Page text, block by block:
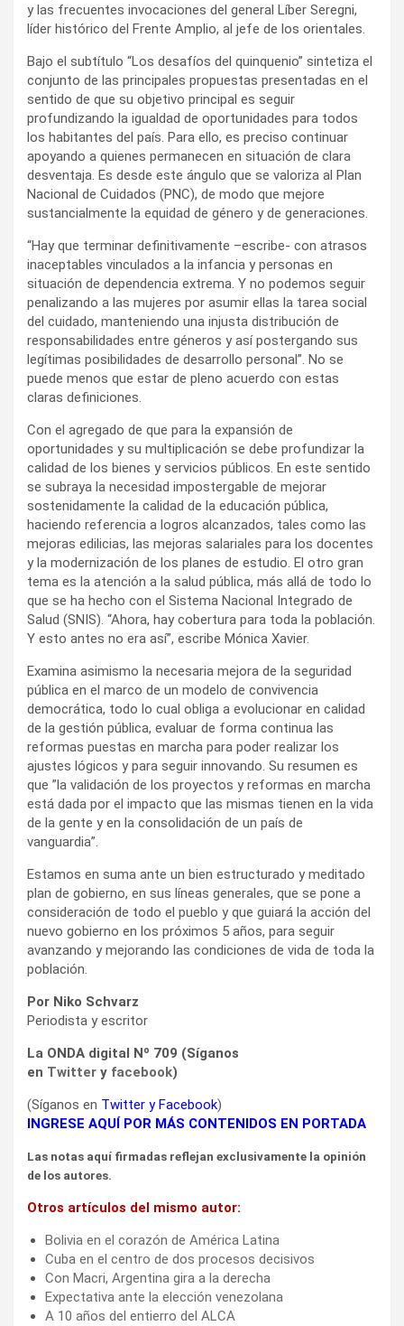
y las frecuentes invocaciones del general Líber Seregni,
líder histórico del Frente Amplio, al jefe de los orientales.
Bajo el subtítulo “Los desafíos del quinquenio” sintetiza el
conjunto de las principales propuestas presentadas en el
sentido de que su objetivo principal es seguir
profundizando la igualdad de oportunidades para todos
los habitantes del país. Para ello, es preciso continuar
apoyando a quienes permanecen en situación de clara
desventaja. Es desde este ángulo que se valoriza al Plan
Nacional de Cuidados (PNC), de modo que mejore
sustancialmente la equidad de género y de generaciones.
“Hay que terminar definitivamente –escribe- con atrasos
inaceptables vinculados a la infancia y personas en
situación de dependencia extrema. Y no podemos seguir
penalizando a las mujeres por asumir ellas la tarea social
del cuidado, manteniendo una injusta distribución de
responsabilidades entre géneros y así postergando sus
legítimas posibilidades de desarrollo personal”. No se
puede menos que estar de pleno acuerdo con estas
claras definiciones.
Con el agregado de que para la expansión de
oportunidades y su multiplicación se debe profundizar la
calidad de los bienes y servicios públicos. En este sentido
se subraya la necesidad impostergable de mejorar
sostenidamente la calidad de la educación pública,
haciendo referencia a logros alcanzados, tales como las
mejoras edilicias, las mejoras salariales para los docentes
y la modernización de los planes de estudio. El otro gran
tema es la atención a la salud pública, más allá de todo lo
que se ha hecho con el Sistema Nacional Integrado de
Salud (SNIS). “Ahora, hay cobertura para toda la población.
Y esto antes no era así”, escribe Mónica Xavier.
Examina asimismo la necesaria mejora de la seguridad
pública en el marco de un modelo de convivencia
democrática, todo lo cual obliga a evolucionar en calidad
de la gestión pública, evaluar de forma continua las
reformas puestas en marcha para poder realizar los
ajustes lógicos y para seguir innovando. Su resumen es
que ”la validación de los proyectos y reformas en marcha
está dada por el impacto que las mismas tienen en la vida
de la gente y en la consolidación de un país de
vanguardia”.
Estamos en suma ante un bien estructurado y meditado
plan de gobierno, en sus líneas generales, que se pone a
consideración de todo el pueblo y que guiará la acción del
nuevo gobierno en los próximos 5 años, para seguir
avanzando y mejorando las condiciones de vida de toda la
población.
Por Niko Schvarz
Periodista y escritor
La ONDA digital Nº 709 (Síganos
en Twitter y facebook)
(Síganos en Twitter yFacebook)
INGRESE AQUÍ POR MÁS CONTENIDOS EN PORTADA
Las notas aquí firmadas reflejan exclusivamente la opinión
de los autores.
Otros artículos del mismo autor:
Bolivia en el corazón de América Latina
Cuba en el centro de dos procesos decisivos
Con Macri, Argentina gira a la derecha
Expectativa ante la elección venezolana
A 10 años del entierro del ALCA